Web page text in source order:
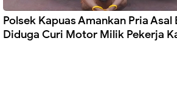
Polsek Kapuas Amankan Pria Asal
Diduga Curi Motor Milik Pekerja